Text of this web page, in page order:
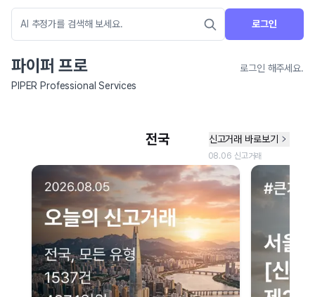
로그인
파이퍼 프로
로그인 해주세요.
PIPER Professional Services
네이버 지도 연결 안내